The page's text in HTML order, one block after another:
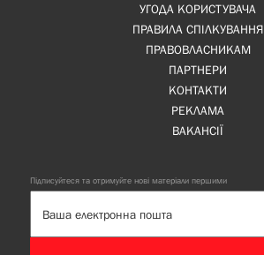
УГОДА КОРИСТУВАЧА
ПРАВИЛА СПІЛКУВАННЯ
ПРАВОВЛАСНИКАМ
ПАРТНЕРИ
КОНТАКТИ
РЕКЛАМА
ВАКАНСІЇ
Підписуйтеся та отримуйте нові матеріали першими